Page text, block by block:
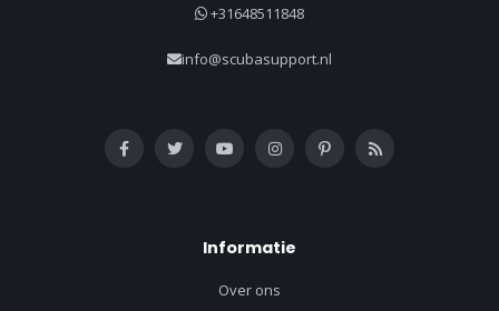
+31648511848
info@scubasupport.nl
Informatie
Over ons